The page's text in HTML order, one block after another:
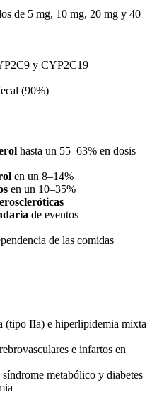
de 5 mg, 10 mg, 20 mg y 40
y CYP2C19
(90%)
hasta un 55–63% en dosis
en un 8–14%
en un 10–35%
de eventos
de las comidas
(tipo IIa) e hiperlipidemia mixta
e infartos en
metabólico y diabetes